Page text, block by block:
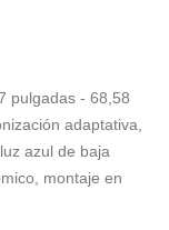
pulgadas - 68,58
adaptativa,
azul de baja
montaje en